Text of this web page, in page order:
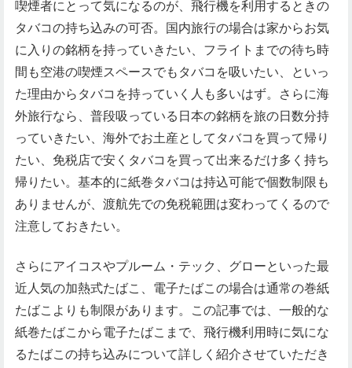
喫煙者にとって気になるのが、飛行機を利用するときの
タバコの持ち込みの可否。国内旅行の場合は家からお気
に入りの銘柄を持っていきたい、フライトまでの待ち時
間も空港の喫煙スペースでもタバコを吸いたい、といっ
た理由からタバコを持っていく人も多いはず。さらに海
外旅行なら、普段吸っている日本の銘柄を旅の日数分持
っていきたい、海外でお土産としてタバコを買って帰り
たい、免税店で安くタバコを買って出来るだけ多く持ち
帰りたい。基本的に紙巻タバコは持込可能で個数制限も
ありませんが、渡航先での免税範囲は変わってくるので
注意しておきたい。
さらにアイコスやプルーム・テック、グローといった最
近人気の加熱式たばこ、電子たばこの場合は通常の巻紙
たばこよりも制限があります。この記事では、一般的な
紙巻たばこから電子たばこまで、飛行機利用時に気にな
るたばこの持ち込みについて詳しく紹介させていただき